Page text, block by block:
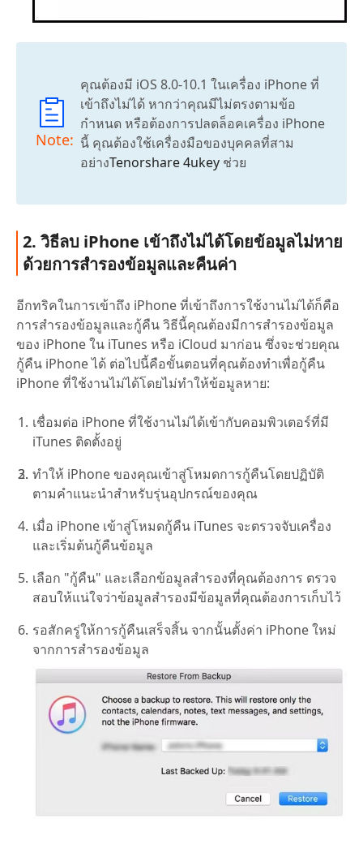
Note:
คุณต้องมี iOS 8.0-10.1 ในเครื่อง iPhone ที่
เข้าถึงไม่ได้ หากว่าคุณมีไม่ตรงตามข้อ
กำหนด หรือต้องการปลดล็อคเครื่อง iPhone
นี้ คุณต้องใช้เครื่องมือของบุคคลที่สาม
อย่างTenorshare 4ukey ช่วย
2. วิธีลบ iPhone เข้าถึงไม่ได้โดยข้อมูลไม่หาย
ด้วยการสำรองข้อมูลและคืนค่า
อีกทริคในการเข้าถึง iPhone ที่เข้าถึงการใช้งานไม่ได้ก็คือ
การสำรองข้อมูลและกู้คืน วิธีนี้คุณต้องมีการสำรองข้อมูล
ของ iPhone ใน iTunes หรือ iCloud มาก่อน ซึ่งจะช่วยคุณ
กู้คืน iPhone ได้ ต่อไปนี้คือขั้นตอนที่คุณต้องทำเพื่อกู้คืน
iPhone ที่ใช้งานไม่ได้โดยไม่ทำให้ข้อมูลหาย:
เชื่อมต่อ iPhone ที่ใช้งานไม่ได้เข้ากับคอมพิวเตอร์ที่มี
iTunes ติดตั้งอยู่
ทำให้ iPhone ของคุณเข้าสู่โหมดการกู้คืนโดยปฏิบัติ
ตามคำแนะนำสำหรับรุ่นอุปกรณ์ของคุณ
เมื่อ iPhone เข้าสู่โหมดกู้คืน iTunes จะตรวจจับเครื่อง
และเริ่มต้นกู้คืนข้อมูล
เลือก "กู้คืน" และเลือกข้อมูลสำรองที่คุณต้องการ ตรวจ
สอบให้แน่ใจว่าข้อมูลสำรองมีข้อมูลที่คุณต้องการเก็บไว้
รอสักครู่ให้การกู้คืนเสร็จสิ้น จากนั้นตั้งค่า iPhone ใหม่
จากการสำรองข้อมูล